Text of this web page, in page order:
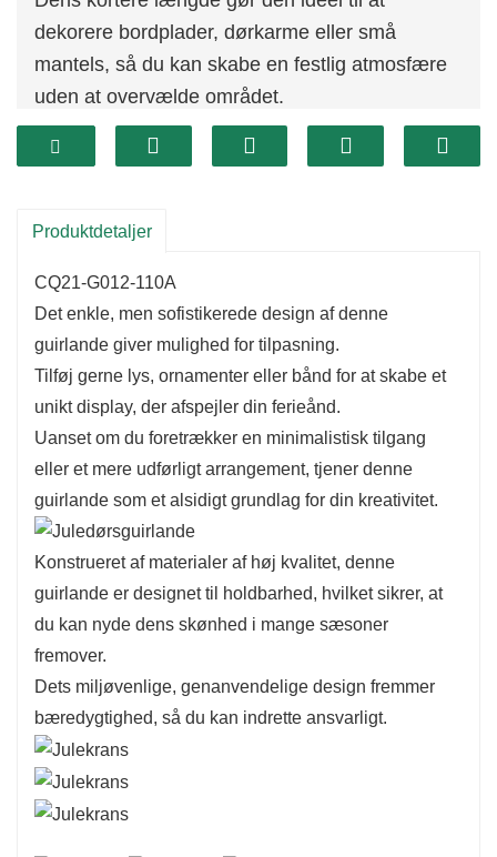
dekorere bordplader, dørkarme eller små
mantels, så du kan skabe en festlig atmosfære
uden at overvælde området.
Det frodige grønne område tilføjer et naturligt
præg, der fremhæver enhver ferieomgivelse.
Produktdetaljer
CQ21-G012-110A
Det enkle, men sofistikerede design af denne
guirlande giver mulighed for tilpasning.
Tilføj gerne lys, ornamenter eller bånd for at skabe et
unikt display, der afspejler din ferieånd.
Uanset om du foretrækker en minimalistisk tilgang
eller et mere udførligt arrangement, tjener denne
guirlande som et alsidigt grundlag for din kreativitet.
Konstrueret af materialer af høj kvalitet, denne
guirlande er designet til holdbarhed, hvilket sikrer, at
du kan nyde dens skønhed i mange sæsoner
fremover.
Dets miljøvenlige, genanvendelige design fremmer
bæredygtighed, så du kan indrette ansvarligt.